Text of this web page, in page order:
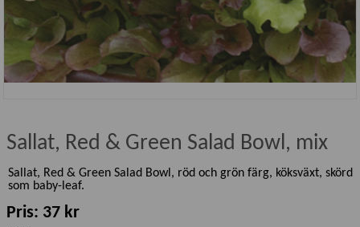
Sallat, Red & Green Salad Bowl, mix
Sallat, Red & Green Salad Bowl, röd och grön färg, köksväxt, skörd
som baby-leaf.
Pris: 37 kr